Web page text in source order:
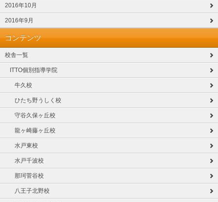
2016年10月
2016年9月
コンテンツ
校舎一覧
ITTO個別指導学院
牛久校
ひたち野うしく校
守谷久保ヶ丘校
龍ヶ崎藤ヶ丘校
水戸東校
水戸千波校
那珂菅谷校
八王子北野校